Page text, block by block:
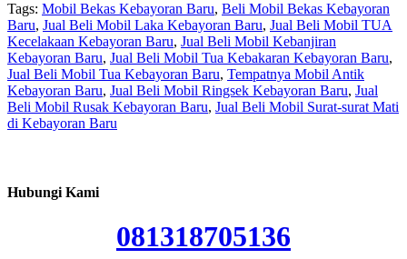
Tags: Mobil Bekas Kebayoran Baru, Beli Mobil Bekas Kebayoran
Baru, Jual Beli Mobil Laka Kebayoran Baru, Jual Beli Mobil TUA
Kecelakaan Kebayoran Baru, Jual Beli Mobil Kebanjiran
Kebayoran Baru, Jual Beli Mobil Tua Kebakaran Kebayoran Baru,
Jual Beli Mobil Tua Kebayoran Baru, Tempatnya Mobil Antik
Kebayoran Baru, Jual Beli Mobil Ringsek Kebayoran Baru, Jual
Beli Mobil Rusak Kebayoran Baru, Jual Beli Mobil Surat-surat Mati
di Kebayoran Baru
Hubungi Kami
081318705136